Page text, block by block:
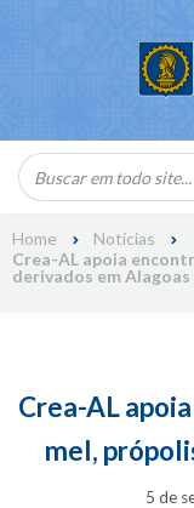
Home
Notícias
Crea-AL apoia
derivados em Alagoas
Crea-AL
mel,
5 de